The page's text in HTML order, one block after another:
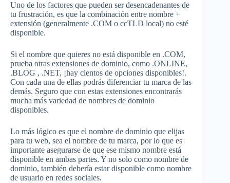
Uno de los factores que pueden ser desencadenantes de
tu frustración, es que la combinación entre nombre +
extensión (generalmente .COM o ccTLD local) no esté
disponible.
Si el nombre que quieres no está disponible en .COM,
prueba otras extensiones de dominio, como .ONLINE,
.BLOG , .NET, ¡hay cientos de opciones disponibles!.
Con cada una de ellas podrás diferenciar tu marca de las
demás. Seguro que con estas extensiones encontrarás
mucha más variedad de nombres de dominio
disponibles.
Lo más lógico es que el nombre de dominio que elijas
para tu web, sea el nombre de tu marca, por lo que es
importante asegurarse de que ese mismo nombre está
disponible en ambas partes. Y no solo como nombre de
dominio, también debería estar disponible como nombre
de usuario en redes sociales.